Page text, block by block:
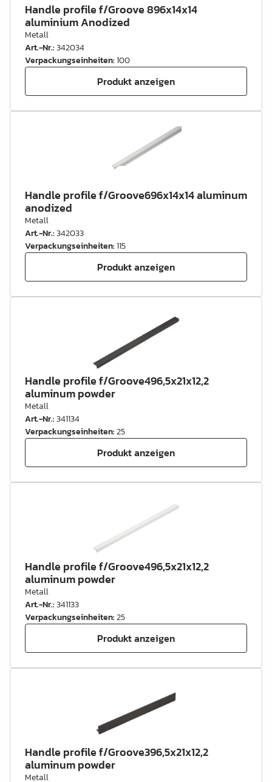
Handle profile f/Groove 896x14x14
aluminium Anodized
Metall
Art.-Nr.:342034
Verpackungseinheiten:100
Produkt anzeigen
Handle profile f/Groove696x14x14 aluminum
anodized
Metall
Art.-Nr.:342033
Verpackungseinheiten:115
Produkt anzeigen
Handle profile f/Groove496,5x21x12,2
aluminum powder
Metall
Art.-Nr.:341134
Verpackungseinheiten:25
Produkt anzeigen
Handle profile f/Groove496,5x21x12,2
aluminum powder
Metall
Art.-Nr.:341133
Verpackungseinheiten:25
Produkt anzeigen
Handle profile f/Groove396,5x21x12,2
aluminum powder
Metall